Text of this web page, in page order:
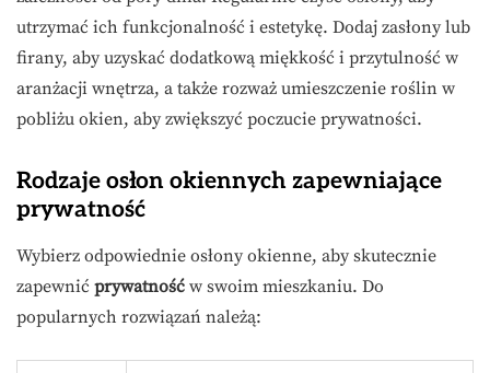
utrzymać ich funkcjonalność i estetykę. Dodaj zasłony lub
firany, aby uzyskać dodatkową miękkość i przytulność w
aranżacji wnętrza, a także rozważ umieszczenie roślin w
pobliżu okien, aby zwiększyć poczucie prywatności.
Rodzaje osłon okiennych zapewniające
prywatność
Wybierz odpowiednie osłony okienne, aby skutecznie
zapewnić prywatność w swoim mieszkaniu. Do
popularnych rozwiązań należą: